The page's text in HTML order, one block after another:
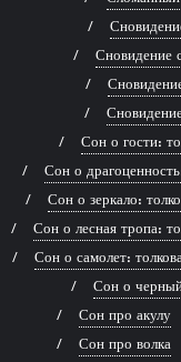
Сновидение
Сон о гости:
Сон о
Сон о зеркало:
Сон о лесная тропа:
Сон о самолет:
Сон о черный
Сон про акулу
Сон про волка